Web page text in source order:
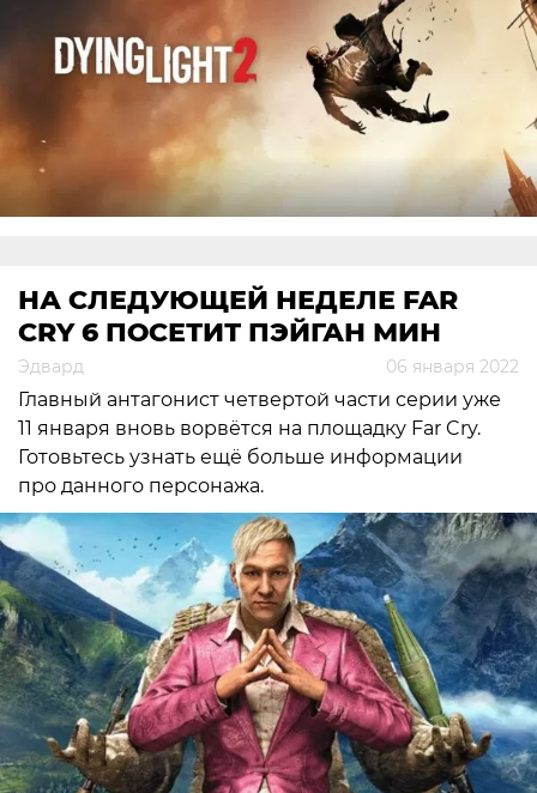
НА СЛЕДУЮЩЕЙ НЕДЕЛЕ FAR
CRY 6 ПОСЕТИТ ПЭЙГАН МИН
Эдвард 06 января 2022
Главный антагонист четвертой части серии уже
11 января вновь ворвётся на площадку Far Cry.
Готовьтесь узнать ещё больше информации
про данного персонажа.